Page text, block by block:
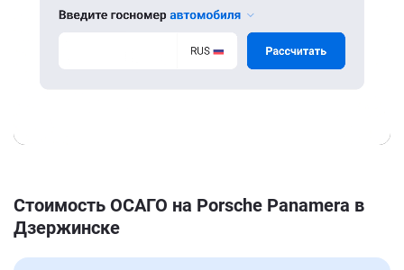
Стоимость ОСАГО на Porsche Panamera в
Дзержинске